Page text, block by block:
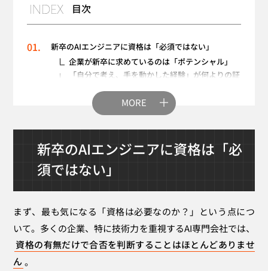
目次
新卒のAIエンジニアに資格は「必須ではない」
企業が新卒に求めているのは「ポテンシャル」
「自分で考え、手を動かした経験」が何よりの証
それでも資格が役立つ3つのメリット
メリット3：スキルの「基礎証明」になる
新卒におすすめ！AIエンジニア向け資格
G検定 (ジェネラリスト検定)
Python 3 エンジニア認定データ分析試験
各種クラウド認定資格 (AWS/Azure/GCP)
MORE
新卒のAIエンジニアに資格は「必
須ではない」
まず、最も気になる「資格は必要なのか？」という点につ
いて。多くの企業、特に技術力を重視するAI専門会社では、
資格の有無だけで合否を判断することはほとんどありませ
ん 。